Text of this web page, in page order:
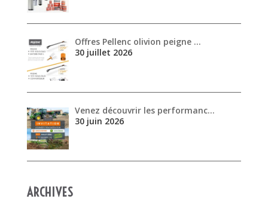
30 juin 2026
ARCHIVES
août 2026
juillet 2026
mai 2026